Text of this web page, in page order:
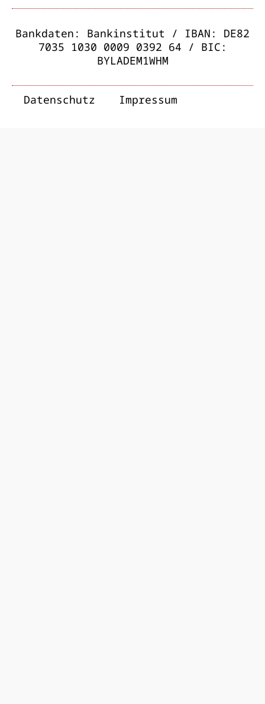
Bankdaten: Bankinstitut / IBAN: DE82
7035 1030 0009 0392 64 / BIC:
BYLADEM1WHM
Datenschutz Impressum